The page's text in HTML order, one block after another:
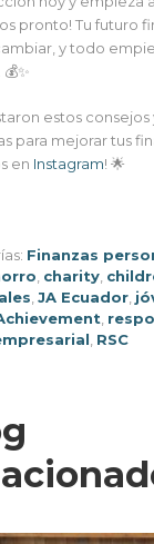
pronto! Tu futuro
y todo
estos consejos
para mejorar tus
en Instagram! 🌟
Finanzas
, charity,
,JA Ecuador,
,
, RSC